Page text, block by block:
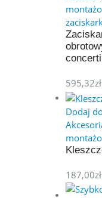
595,32zł
Dodaj
187,00zł